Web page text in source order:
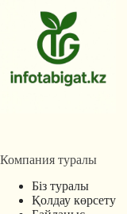
Компания туралы
Біз туралы
Қолдау көрсету